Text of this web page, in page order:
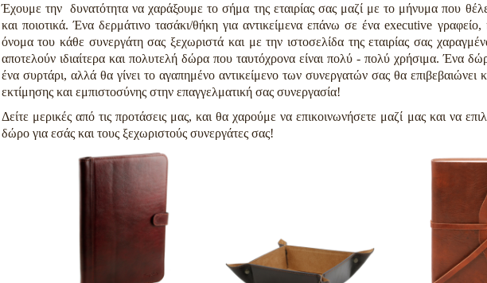
Έχουμε την δυνατότητα να χαράξουμε το σήμα της εταιρίας σας μαζί με το μήνυμα που
και ποιοτικά. Ένα δερμάτινο τασάκι/θήκη για αντικείμενα επάνω σε ένα executive
όνομα του κάθε συνεργάτη σας ξεχωριστά και με την ιστοσελίδα της εταιρίας σας
αποτελούν ιδιαίτερα και πολυτελή δώρα που ταυτόχρονα είναι πολύ - πολύ χρήσιμα. Ένα
ένα συρτάρι, αλλά θα γίνει το αγαπημένο αντικείμενο των συνεργατών σας θα επιβεβαιώνει
εκτίμησης και εμπιστοσύνης στην επαγγελματική σας συνεργασία!
Δείτε μερικές από τις προτάσεις μας, και θα χαρούμε να επικοινωνήσετε μαζί μας και να
δώρο για εσάς και τους ξεχωριστούς συνεργάτες σας!